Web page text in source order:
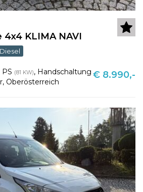
KLIMA NAVI
Diesel
PS (81 KW), Handschaltung
, Oberösterreich
€ 8.990,-